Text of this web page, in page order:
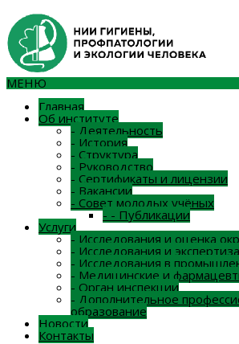
МЕНЮ
Главная
Об институте
- Деятельность
- История
- Структура
- Руководство
- Сертификаты и лицензии
- Вакансии
- Совет молодых учёных
- - Публикации
Услуги
- Исследования и оценка
- Исследования и
- Исследования в
- Медицинские и
- Орган инспекции
- Дополнительное
образование
Новости
Контакты